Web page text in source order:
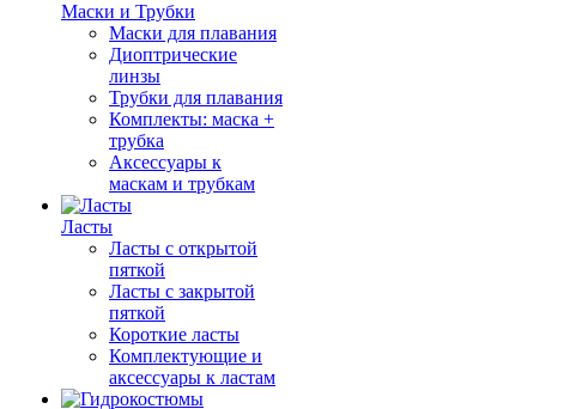
Маски и Трубки
Маски для плавания
Диоптрические
линзы
Трубки для плавания
Комплекты: маска +
трубка
Аксессуары к
маскам и трубкам
Ласты
Ласты с открытой
пяткой
Ласты с закрытой
пяткой
Короткие ласты
Комплектующие и
аксессуары к ластам